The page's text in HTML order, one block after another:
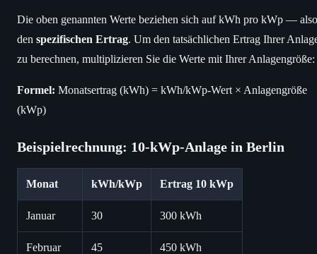
Die oben genannten Werte beziehen sich auf kWh pro kWp — also
den spezifischen Ertrag. Um den tatsächlichen Ertrag Ihrer
zu berechnen, multiplizieren Sie die Werte mit Ihrer Anlagengröße:
Formel: Monatsertrag (kWh) = kWh/kWp-Wert × Anlagengröße
(kWp)
Beispielrechnung: 10-kWp-Anlage in Berlin
Monat kWh/kWp Ertrag 10 kWp
Januar 30 300 kWh
Februar 45 450 kWh